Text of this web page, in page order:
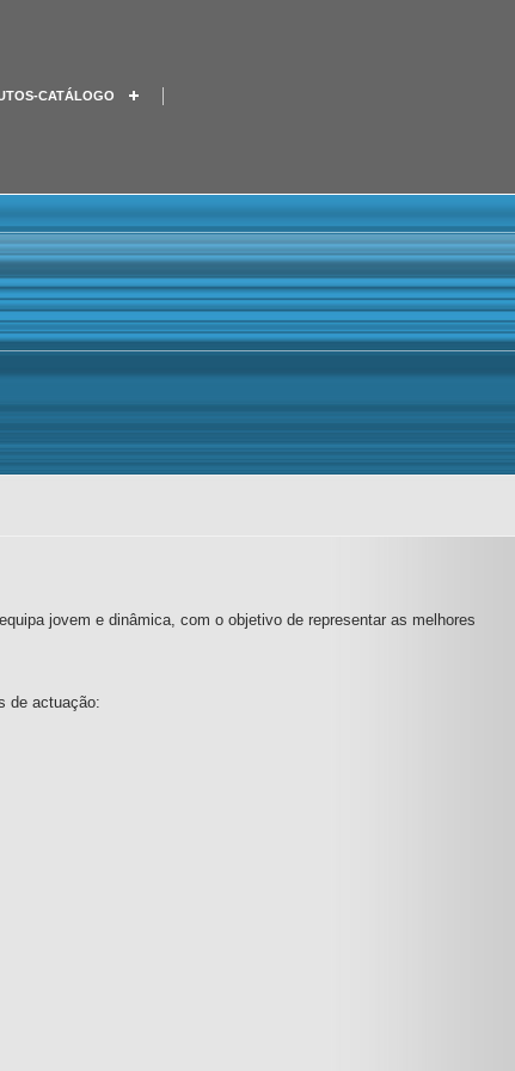
CATÁLOGO
jovem e dinâmica, com o objetivo de representar as melhores
de actuação: